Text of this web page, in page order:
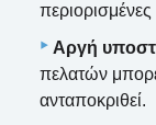
περιορισμένες
Αργή
πελατών
ανταποκριθεί.